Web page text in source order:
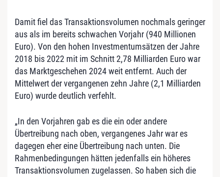
Damit fiel das Transaktionsvolumen nochmals geringer
aus als im bereits schwachen Vorjahr (940 Millionen
Euro). Von den hohen Investmentumsätzen der Jahre
2018 bis 2022 mit im Schnitt 2,78 Milliarden Euro war
das Marktgeschehen 2024 weit entfernt. Auch der
Mittelwert der vergangenen zehn Jahre (2,1 Milliarden
Euro) wurde deutlich verfehlt.
„In den Vorjahren gab es die ein oder andere
Übertreibung nach oben, vergangenes Jahr war es
dagegen eher eine Übertreibung nach unten. Die
Rahmenbedingungen hätten jedenfalls ein höheres
Transaktionsvolumen zugelassen. So haben sich die